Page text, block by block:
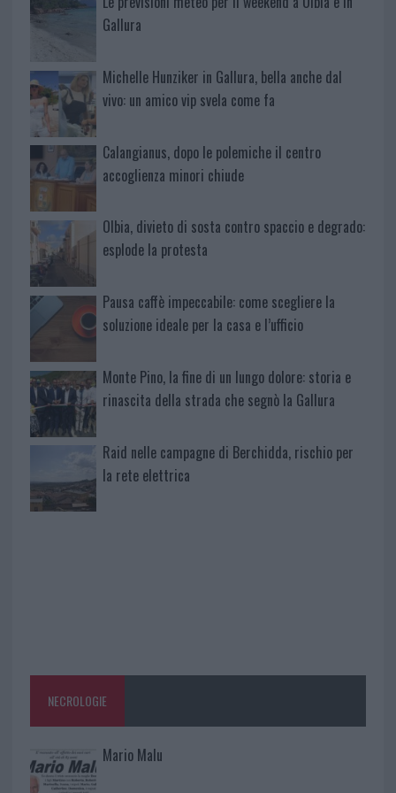
Gallura
Michelle Hunziker in Gallura, bella anche dal
vivo: un amico vip svela come fa
Calangianus, dopo le polemiche il centro
accoglienza minori chiude
Olbia, divieto di sosta contro spaccio e degrado:
esplode la protesta
Pausa caffè impeccabile: come scegliere la
soluzione ideale per la casa e l’ufficio
Monte Pino, la fine di un lungo dolore: storia e
rinascita della strada che segnò la Gallura
Raid nelle campagne di Berchidda, rischio per
la rete elettrica
NECROLOGIE
Mario Malu